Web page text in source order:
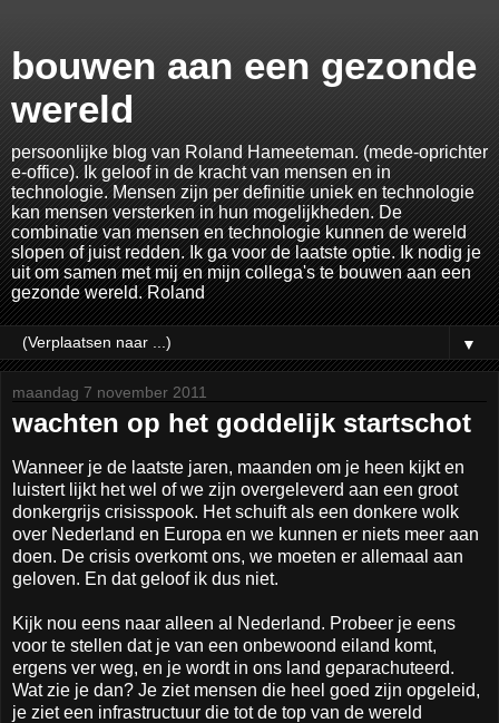
bouwen aan een gezonde
wereld
persoonlijke blog van Roland Hameeteman. (mede-oprichter
e-office). Ik geloof in de kracht van mensen en in
technologie. Mensen zijn per definitie uniek en technologie
kan mensen versterken in hun mogelijkheden. De
combinatie van mensen en technologie kunnen de wereld
slopen of juist redden. Ik ga voor de laatste optie. Ik nodig je
uit om samen met mij en mijn collega's te bouwen aan een
gezonde wereld. Roland
▼
maandag 7 november 2011
wachten op het goddelijk startschot
Wanneer je de laatste jaren, maanden om je heen kijkt en
luistert lijkt het wel of we zijn overgeleverd aan een groot
donkergrijs crisisspook. Het schuift als een donkere wolk
over Nederland en Europa en we kunnen er niets meer aan
doen. De crisis overkomt ons, we moeten er allemaal aan
geloven. En dat geloof ik dus niet.
Kijk nou eens naar alleen al Nederland. Probeer je eens
voor te stellen dat je van een onbewoond eiland komt,
ergens ver weg, en je wordt in ons land geparachuteerd.
Wat zie je dan? Je ziet mensen die heel goed zijn opgeleid,
je ziet een infrastructuur die tot de top van de wereld